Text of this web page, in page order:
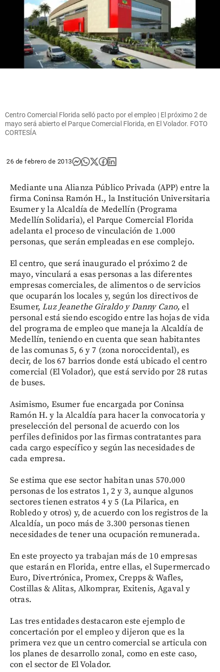
Centro Comercial Florida selló pacto por el empleo | El próximo 2 de
mayo será abierto el Parque Comercial Florida, en El Volador. FOTO
CORTESÍA
26 de febrero de 2013
Mediante una Alianza Público Privada (APP) entre la
firma Coninsa Ramón H., la Institución Universitaria
Esumer y la Alcaldía de Medellín (Programa
Medellín Solidaria), el Parque Comercial Florida
adelanta el proceso de vinculación de 1.000
personas, que serán empleadas en ese complejo.
El centro, que será inaugurado el próximo 2 de
mayo, vinculará a esas personas a las diferentes
empresas comerciales, de alimentos o de servicios
que ocuparán los locales y, según los directivos de
Esumer,Luz Jeanethe Giraldo y Danny Cano, el
personal está siendo escogido entre las hojas de vida
del programa de empleo que maneja la Alcaldía de
Medellín, teniendo en cuenta que sean habitantes
de las comunas 5, 6 y 7 (zona noroccidental), es
decir, de los 67 barrios donde está ubicado el centro
comercial (El Volador), que está servido por 28 rutas
de buses.
Asimismo, Esumer fue encargada por Coninsa
Ramón H. y la Alcaldía para hacer la convocatoria y
preselección del personal de acuerdo con los
perfiles definidos por las firmas contratantes para
cada cargo específico y según las necesidades de
cada empresa.
Se estima que ese sector habitan unas 570.000
personas de los estratos 1, 2 y 3, aunque algunos
sectores tienen estratos 4 y 5 (La Pilarica, en
Robledo y otros) y, de acuerdo con los registros de la
Alcaldía, un poco más de 3.300 personas tienen
necesidades de tener una ocupación remunerada.
En este proyecto ya trabajan más de 10 empresas
que estarán en Florida, entre ellas, el Supermercado
Euro, Divertrónica, Promex, Crepps & Wafles,
Costillas & Alitas, Alkomprar, Exitenis, Agaval y
otras.
Las tres entidades destacaron este ejemplo de
concertación por el empleo y dijeron que es la
primera vez que un centro comercial se articula con
los planes de desarrollo zonal, como en este caso,
con el sector de El Volador.